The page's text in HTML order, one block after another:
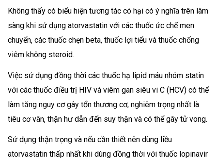
Không thấy có biểu hiện tương tác có hại có ý nghĩa trên lâm
sàng khi sử dụng atorvastatin với các thuốc ức chế men
chuyển, các thuốc chẹn beta, thuốc lợi tiểu và thuốc chống
viêm không steroid.
Việc sử dụng đồng thời các thuốc hạ lipid máu nhóm statin
với các thuốc điều trị HIV và viêm gan siêu vi C (HCV) có thể
làm tăng nguy cơ gây tổn thương cơ, nghiêm trọng nhất là
tiêu cơ vân, thận hư dẫn đến suy thận và có thể gây tử vong.
Sử dụng thận trọng và nếu cần thiết nên dùng liều
atorvastatin thấp nhất khi dùng đồng thời với thuốc lopinavir